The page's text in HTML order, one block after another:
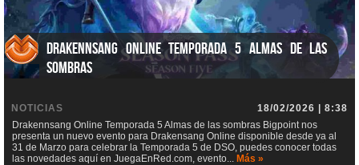
Drakennsang Online Temporada 5 Almas de las
sombras
NOTICIAS
18/02/2026 | 8:38
Drakennsang Online Temporada 5 Almas de las sombras Bigpoint nos
presenta un nuevo evento para Drakensang Online disponible desde ya al
31 de Marzo para celebrar la Temporada 5 de DSO, puedes conocer todas
las novedades aquí en JuegaEnRed.com, evento... Más »